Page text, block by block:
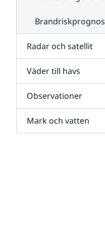
Radar och satellit
Väder till havs
Observationer
Mark och vatten